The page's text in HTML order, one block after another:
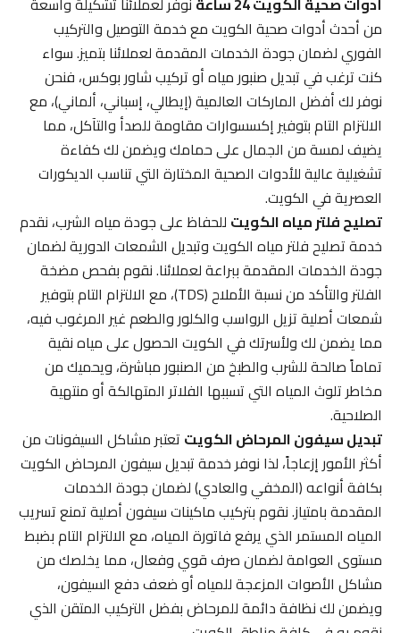
من أحدث أدوات صحية الكويت مع خدمة التوصيل والتركيب
الفوري لضمان جودة الخدمات المقدمة لعملائنا بتميز. سواء
كنت ترغب في تبديل صنبور مياه أو تركيب شاور بوكس، فنحن
نوفر لك أفضل الماركات العالمية (إيطالي، إسباني، ألماني)، مع
الالتزام التام بتوفير إكسسوارات مقاومة للصدأ والتآكل، مما
يضيف لمسة من الجمال على حمامك ويضمن لك كفاءة
تشغيلية عالية للأدوات الصحية المختارة التي تناسب الديكورات
العصرية في الكويت.
تصليح فلتر مياه الكويتللحفاظ على جودة مياه الشرب، نقدم
خدمة تصليح فلتر مياه الكويت وتبديل الشمعات الدورية لضمان
جودة الخدمات المقدمة ببراعة لعملائنا. نقوم بفحص مضخة
الفلتر والتأكد من نسبة الأملاح (TDS)، مع الالتزام التام بتوفير
شمعات أصلية تزيل الرواسب والكلور والطعم غير المرغوب فيه،
مما يضمن لك ولأسرتك في الكويت الحصول على مياه نقية
تماماً صالحة للشرب والطبخ من الصنبور مباشرة، ويحميك من
مخاطر تلوث المياه التي تسببها الفلاتر المتهالكة أو منتهية
الصلاحية.
تبديل سيفون المرحاض الكويتتعتبر مشاكل السيفونات من
أكثر الأمور إزعاجاً، لذا نوفر خدمة تبديل سيفون المرحاض الكويت
بكافة أنواعه (المخفي والعادي) لضمان جودة الخدمات
المقدمة بامتياز. نقوم بتركيب ماكينات سيفون أصلية تمنع تسريب
المياه المستمر الذي يرفع فاتورة المياه، مع الالتزام التام بضبط
مستوى العوامة لضمان صرف قوي وفعال، مما يخلصك من
مشاكل الأصوات المزعجة للمياه أو ضعف دفع السيفون،
ويضمن لك نظافة دائمة للمرحاض بفضل التركيب المتقن الذي